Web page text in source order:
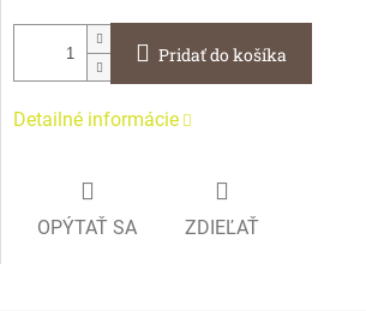
Pridať do košíka
Detailné informácie
OPÝTAŤ SA ZDIEĽAŤ